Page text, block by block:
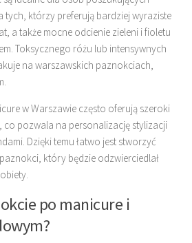
tych, którzy preferują bardziej wyraziste
a także mocne odcienie zieleni i fioletu
Toksycznego różu lub intensywnych
na warszawskich paznokciach,
w Warszawie często oferują szeroki
pozwala na personalizację stylizacji
Dzięki temu łatwo jest stworzyć
który będzie odzwierciedlał
po manicure i